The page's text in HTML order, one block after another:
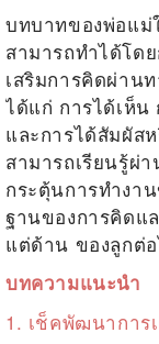
บทบาทของพ่อแม่
สามารถทำได้โด
เสริมการคิดผ่าน
ได้แก่ การได้เห็น
และการได้สัมผัส
สามารถเรียนรู้ผ่
กระตุ้นการทำงา
ฐานของการคิดแ
แต่ด้าน ของลูกต่
บทความแนะนำ
1. เช็คพัฒนาการ